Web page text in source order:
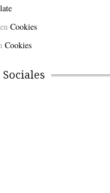
en Cookies
Cookies
Sociales